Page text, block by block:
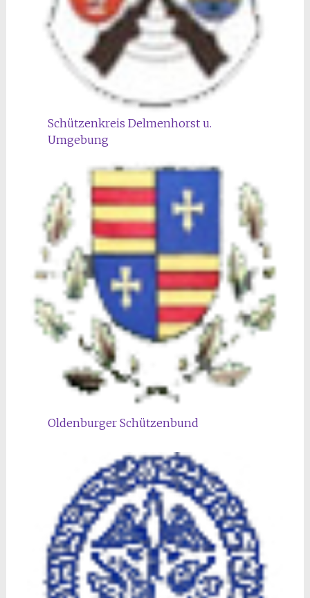
Schützenkreis Delmenhorst u.
Umgebung
Oldenburger Schützenbund